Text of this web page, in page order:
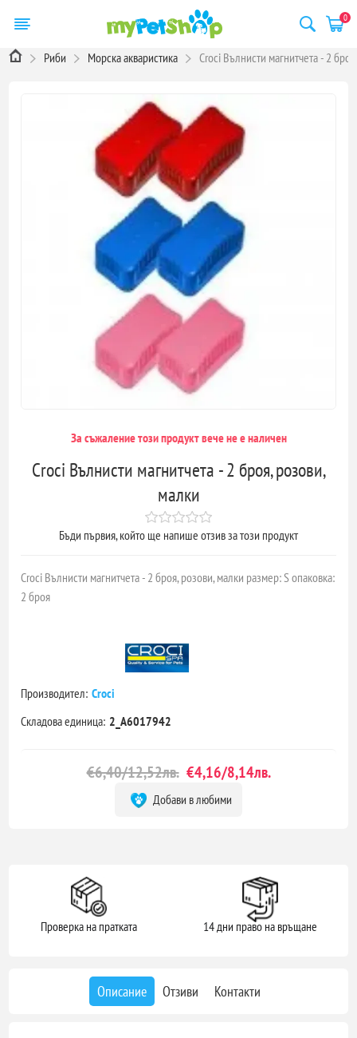
0
Риби Морска акваристика Croci Вълнисти магнитчета - 2
За съжаление този продукт вече не е наличен
Croci Вълнисти магнитчета - 2 броя, розови,
малки
Бъди първия, който ще напише отзив за този продукт
Croci Вълнисти магнитчета - 2 броя, розови, малки размер: S опаковка:
2 броя
Производител: Croci
Складова единица: 2_A6017942
€6,40/12,52лв. €4,16/8,14лв.
Добави в любими
Проверка на пратката 14 дни право на връщане
Описание Отзиви Контакти